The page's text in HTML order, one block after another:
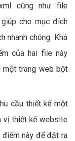
cũng như file
cho mục đích
nhanh chóng. Khả
của hai file này
một trang web bột
cầu thiết kế một
vị thiết kế website
điểm này để đặt ra